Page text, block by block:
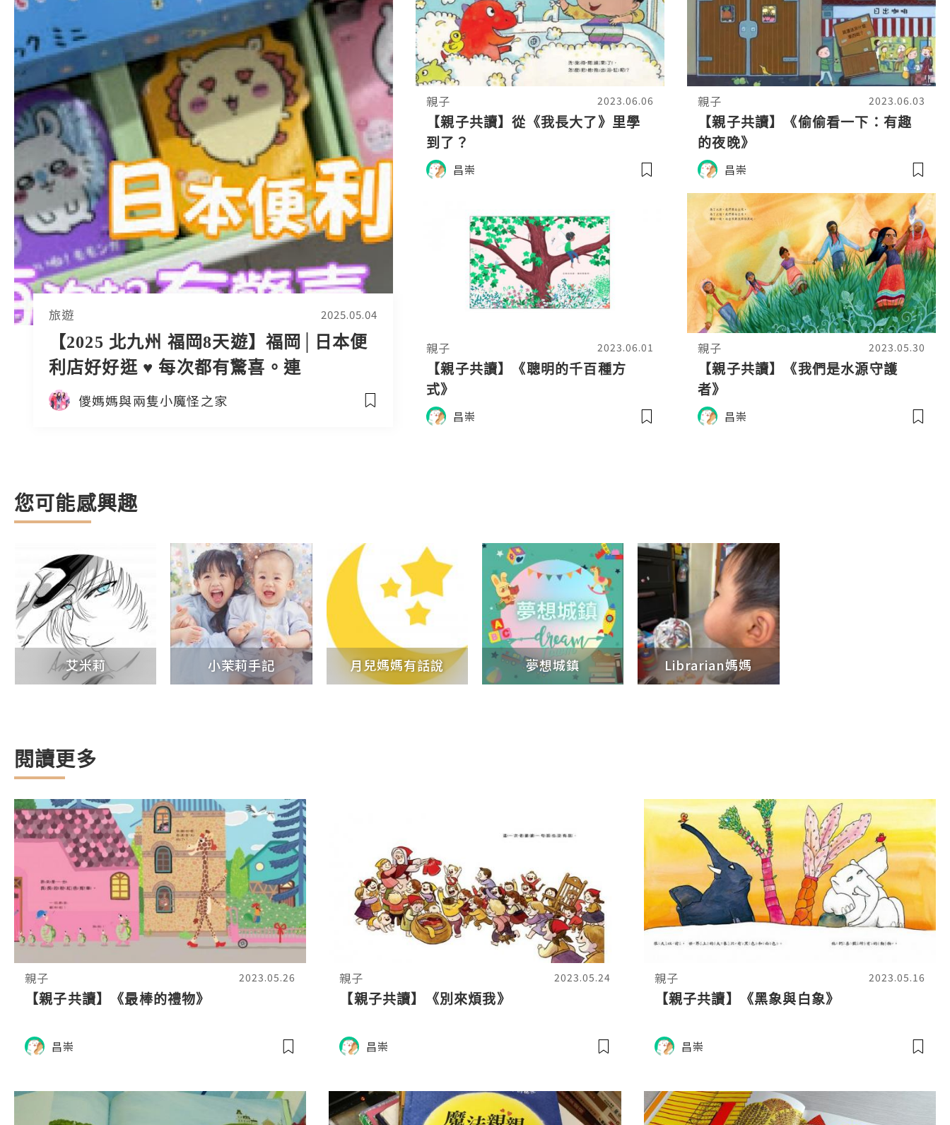
旅遊 2025.05.04
【2025 北九州 福岡8天遊】福岡│日本便
利店好好逛 ♥ 每次都有驚喜。連
Chiikawa 繪本都有呀 ~~
儍媽媽與兩隻小魔怪之家
親子 2023.06.06
【親子共讀】從《我長大了》里學
到了？
昌崇
親子 2023.06.03
【親子共讀】《偷偷看一下：有趣
的夜晚》
昌崇
親子 2023.06.01
【親子共讀】《聰明的千百種方
式》
昌崇
親子 2023.05.30
【親子共讀】《我們是水源守護
者》
昌崇
您可能感興趣
艾米莉 小茉莉手記 月兒媽媽有話說 夢想城鎮 Librarian媽媽
閱讀更多
親子 2023.05.26
【親子共讀】《最棒的禮物》
昌崇
親子 2023.05.24
【親子共讀】《別來煩我》
昌崇
親子 2023.05.16
【親子共讀】《黑象與白象》
昌崇